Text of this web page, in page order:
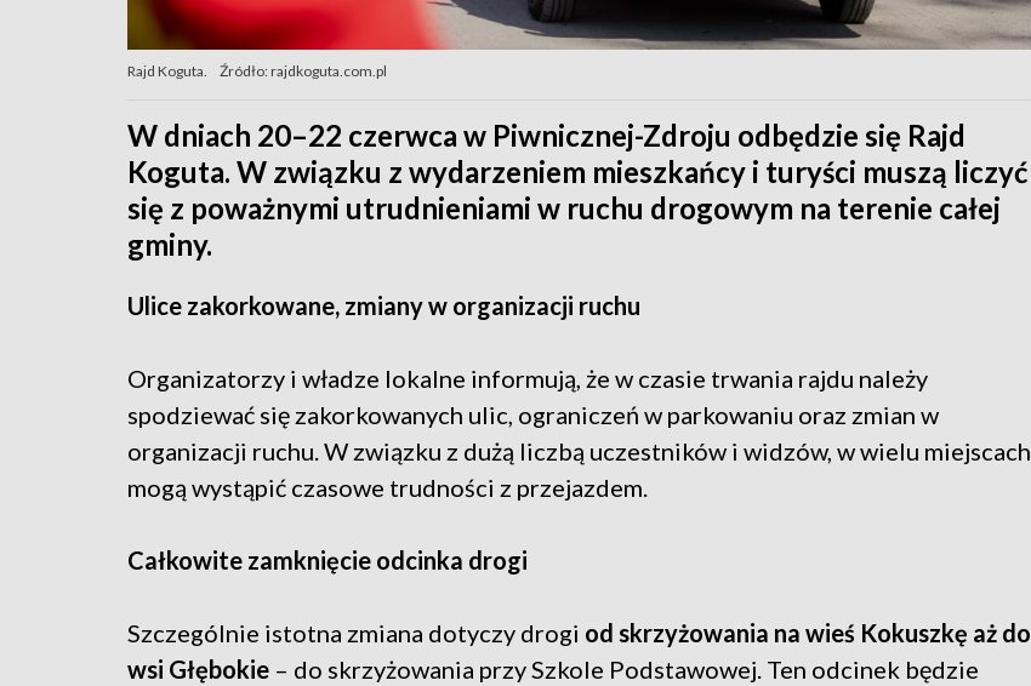
Rajd Koguta. Źródło: rajdkoguta.com.pl
W dniach 20–22 czerwca w Piwnicznej-Zdroju odbędzie się Rajd
Koguta. W związku z wydarzeniem mieszkańcy i turyści muszą liczyć
się z poważnymi utrudnieniami w ruchu drogowym na terenie całej
gminy.
Ulice zakorkowane, zmiany w organizacji ruchu
Organizatorzy i władze lokalne informują, że w czasie trwania rajdu należy
spodziewać się zakorkowanych ulic, ograniczeń w parkowaniu oraz zmian w
organizacji ruchu. W związku z dużą liczbą uczestników i widzów, w wielu miejscach
mogą wystąpić czasowe trudności z przejazdem.
Całkowite zamknięcie odcinka drogi
Szczególnie istotna zmiana dotyczy drogi od skrzyżowania na wieś Kokuszkę aż do
wsi Głębokie – do skrzyżowania przy Szkole Podstawowej. Ten odcinek będzie